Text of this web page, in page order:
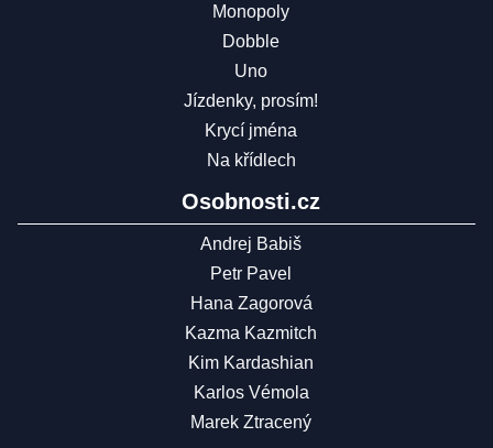
Monopoly
Dobble
Uno
Jízdenky, prosím!
Krycí jména
Na křídlech
Osobnosti.cz
Andrej Babiš
Petr Pavel
Hana Zagorová
Kazma Kazmitch
Kim Kardashian
Karlos Vémola
Marek Ztracený